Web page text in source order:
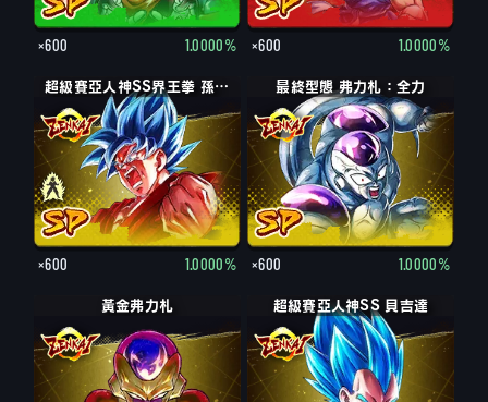
×600 1.0000% ×600 1.0000%
超級賽亞人神SS界王拳 孫悟空
×600 1.0000%
最終型態 弗力札：全力
×600 1.0000%
黃金弗力札 超級賽亞人神SS 貝吉達